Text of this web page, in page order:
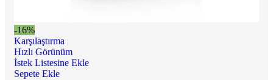
-16%
Karşılaştırma
Hızlı Görünüm
İstek Listesine Ekle
Sepete Ekle